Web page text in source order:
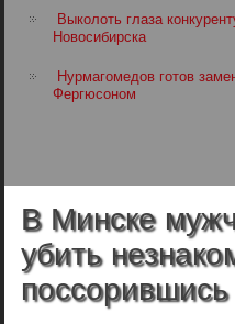
Выколоть глаза
Новосибирска
Нурмагомедов готов
Фергюсоном
В Минске
убить